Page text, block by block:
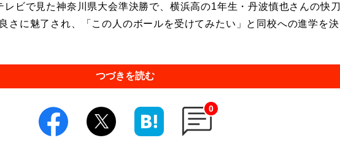
ビで見た神奈川県大会準決勝で、横浜高の1年生・丹波慎也さんの快刀
さに魅了され、「この人のボールを受けてみたい」と同校への進学を決
つづきを読む
0